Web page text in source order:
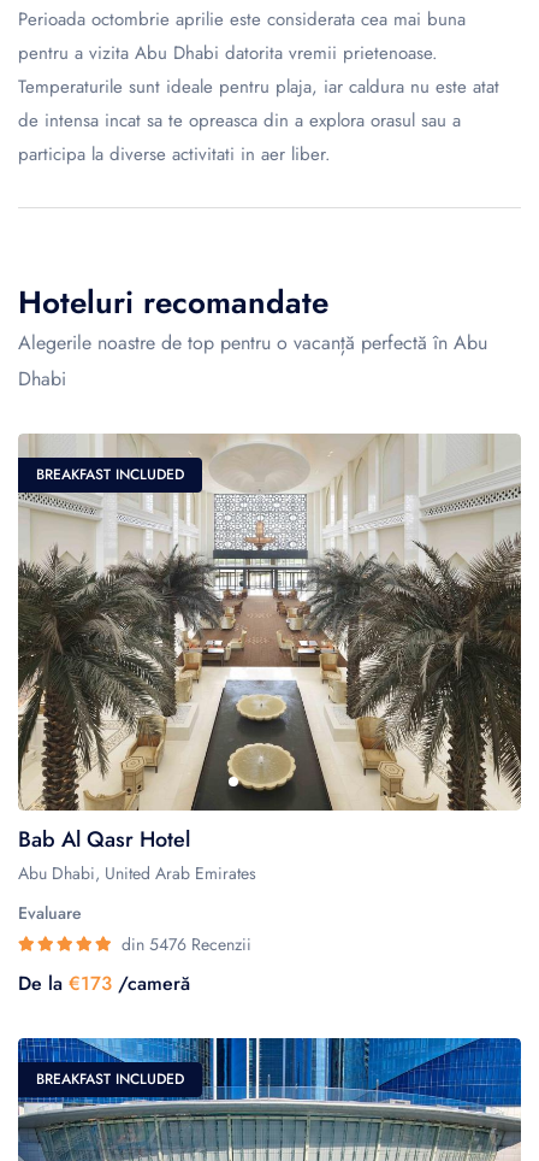
Perioada octombrie aprilie este considerata cea mai buna
pentru a vizita Abu Dhabi datorita vremii prietenoase.
Temperaturile sunt ideale pentru plaja, iar caldura nu este atat
de intensa incat sa te opreasca din a explora orasul sau a
participa la diverse activitati in aer liber.
Hoteluri recomandate
Alegerile noastre de top pentru o vacanță perfectă în Abu
Dhabi
BREAKFAST INCLUDED
Bab Al Qasr Hotel
Abu Dhabi, United Arab Emirates
Evaluare
din 5476 Recenzii
De la €173 /cameră
BREAKFAST INCLUDED